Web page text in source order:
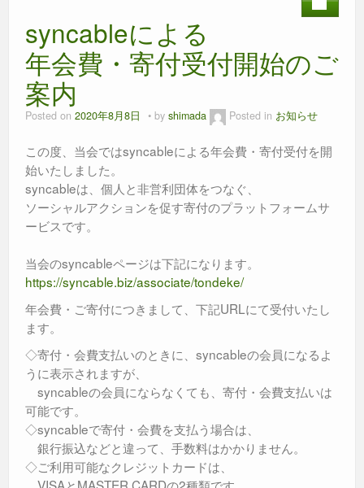
o
o
k
g
er p
syncableによる
年会費・寄付受付開始のご
案内
Posted on 2020年8月8日 by shimada Posted in お知らせ
この度、当会ではsyncableによる年会費・寄付受付を開
始いたしました。
syncableは、個人と非営利団体をつなぐ、
ソーシャルアクションを促す寄付のプラットフォームサ
ービスです。
当会のsyncableページは下記になります。
https://syncable.biz/associate/tondeke/
年会費・ご寄付につきまして、下記URLにて受付いたし
ます。
◇寄付・会費支払いのときに、syncableの会員になるよ
うに表示されますが、
syncableの会員にならなくても、寄付・会費支払いは
可能です。
◇syncableで寄付・会費を支払う場合は、
銀行振込などと違って、手数料はかかりません。
◇ご利用可能なクレジットカードは、